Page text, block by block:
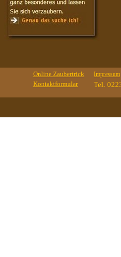
Online Zaubertrick
Kontaktformular
Impressum
Tel.